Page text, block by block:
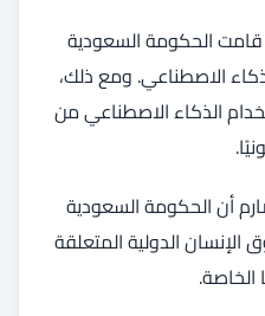
الحكومة السعودية
الاصطناعي. ومع ذلك،
الذكاء الاصطناعي من
أن الحكومة السعودية
الدولية المتعلقة